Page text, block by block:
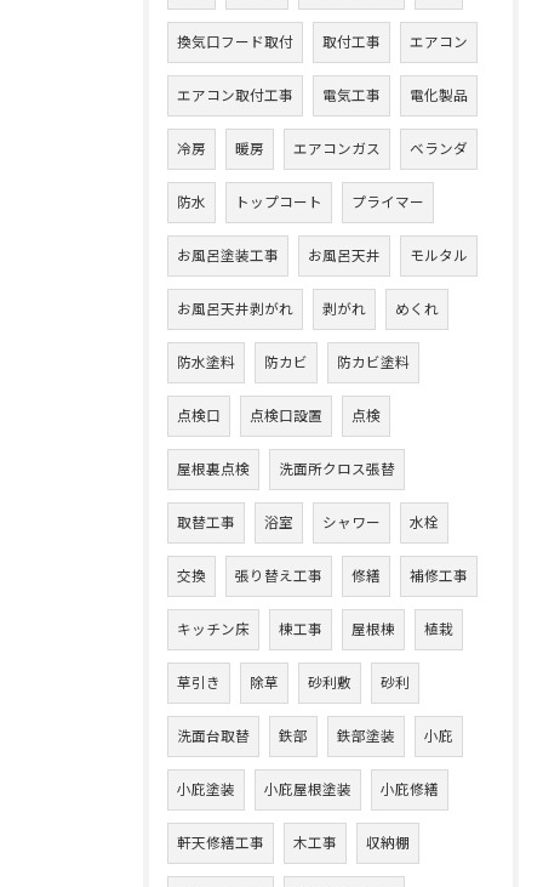
換気口フード取付 取付工事 エアコン
エアコン取付工事 電気工事 電化製品
冷房 暖房 エアコンガス ベランダ
防水 トップコート プライマー
お風呂塗装工事 お風呂天井 モルタル
お風呂天井剥がれ 剥がれ めくれ
防水塗料 防カビ 防カビ塗料
点検口 点検口設置 点検
屋根裏点検 洗面所クロス張替
取替工事 浴室 シャワー 水栓
交換 張り替え工事 修繕 補修工事
キッチン床 棟工事 屋根棟 植栽
草引き 除草 砂利敷 砂利
洗面台取替 鉄部 鉄部塗装 小庇
小庇塗装 小庇屋根塗装 小庇修繕
軒天修繕工事 木工事 収納棚